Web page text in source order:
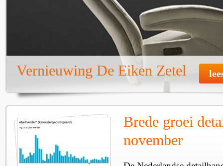
Vernieuwing De Eiken Zetel
Brede groei
november